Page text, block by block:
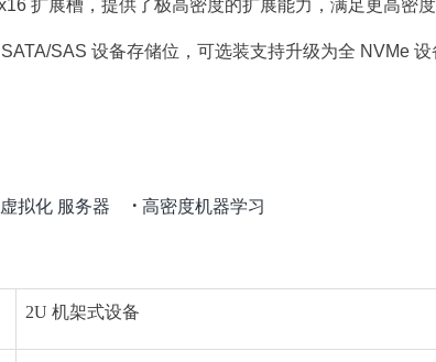
扩展槽，提供了极高密度的扩展能力，满足更高密
SAS 设备存储位，可选装支持升级为全 NVMe 设
拟化 服务器 · 高密度机器学习
2U 机架式设备